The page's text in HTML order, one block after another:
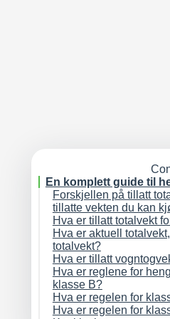
En komplett guide til
Forskjellen på tillatt
tillatte vekten du kan
Hva er tillatt totalvekt
Hva er aktuell
totalvekt?
Hva er tillatt
Eksempel på tillatt
vogntogvekt
Hva er reglene for
klasse B?
Øvelsesspørsmål:
Hvorfor gjør man
Hva er regelen for
Hva er regelen for